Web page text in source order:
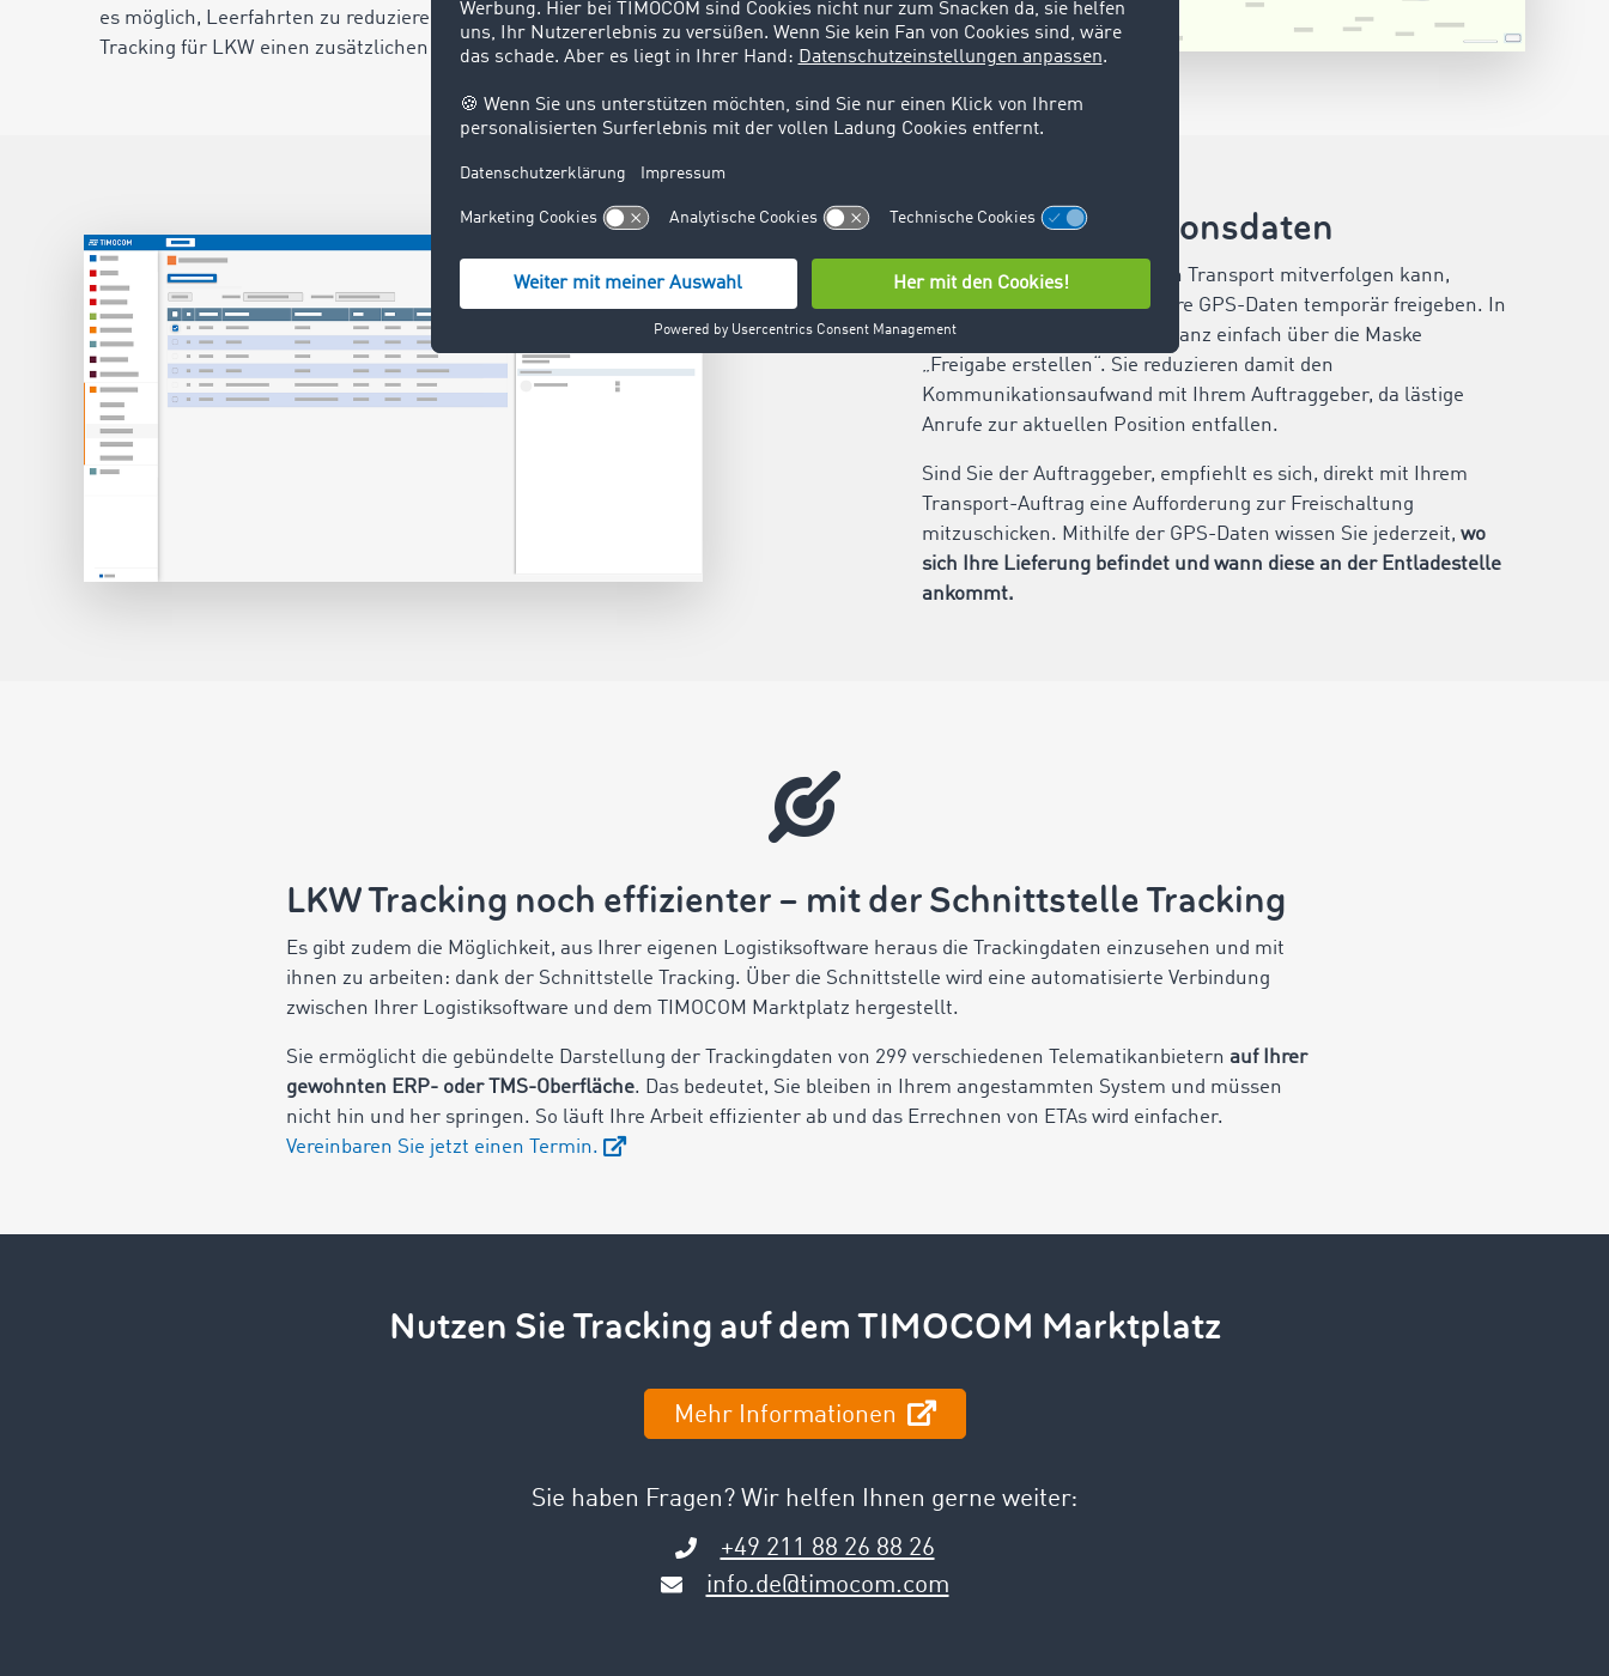
es möglich, Leerfahrten zu reduzieren, wodurch das Fahrzeug
Tracking für LKW einen zusätzlichen Mehrwert bietet.
Teilen Sie Positionsdaten
Damit Ihr Auftraggeber Ihren Transport mitverfolgen kann,
müssen Sie ihm zunächst Ihre GPS-Daten temporär freigeben. In
der Anwendung erfolgt das ganz einfach über die Maske
„Freigabe erstellen“. Sie reduzieren damit den
Kommunikationsaufwand mit Ihrem Auftraggeber, da lästige
Anrufe zur aktuellen Position entfallen.
Sind Sie der Auftraggeber, empfiehlt es sich, direkt mit Ihrem
Transport-Auftrag eine Aufforderung zur Freischaltung
mitzuschicken. Mithilfe der GPS-Daten wissen Sie jederzeit,wo
sich Ihre Lieferung befindet und wann diese an der Entladestelle
ankommt.
LKW Tracking noch effizienter – mit der Schnittstelle Tracking
Es gibt zudem die Möglichkeit, aus Ihrer eigenen Logistiksoftware heraus die Trackingdaten einzusehen und mit
ihnen zu arbeiten: dank der Schnittstelle Tracking. Über die Schnittstelle wird eine automatisierte Verbindung
zwischen Ihrer Logistiksoftware und dem TIMOCOM Marktplatz hergestellt.
Sie ermöglicht die gebündelte Darstellung der Trackingdaten von 299 verschiedenen Telematikanbietern auf Ihrer
gewohnten ERP- oder TMS-Oberfläche. Das bedeutet, Sie bleiben in Ihrem angestammten System und müssen
nicht hin und her springen. So läuft Ihre Arbeit effizienter ab und das Errechnen von ETAs wird einfacher.
Vereinbaren Sie jetzt einen Termin.
Nutzen Sie Tracking auf dem TIMOCOM Marktplatz
Mehr Informationen
Sie haben Fragen? Wir helfen Ihnen gerne weiter:
+49 211 88 26 88 26
info.de@timocom.com